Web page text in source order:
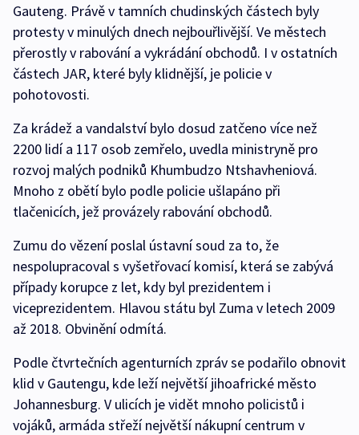
Gauteng. Právě v tamních chudinských částech byly
protesty v minulých dnech nejbouřlivější. Ve městech
přerostly v rabování a vykrádání obchodů. I v ostatních
částech JAR, které byly klidnější, je policie v
pohotovosti.
Za krádež a vandalství bylo dosud zatčeno více než
2200 lidí a 117 osob zemřelo, uvedla ministryně pro
rozvoj malých podniků Khumbudzo Ntshavheniová.
Mnoho z obětí bylo podle policie ušlapáno při
tlačenicích, jež provázely rabování obchodů.
Zumu do vězení poslal ústavní soud za to, že
nespolupracoval s vyšetřovací komisí, která se zabývá
případy korupce z let, kdy byl prezidentem i
viceprezidentem. Hlavou státu byl Zuma v letech 2009
až 2018. Obvinění odmítá.
Podle čtvrtečních agenturních zpráv se podařilo obnovit
klid v Gautengu, kde leží největší jihoafrické město
Johannesburg. V ulicích je vidět mnoho policistů i
vojáků, armáda střeží největší nákupní centrum v